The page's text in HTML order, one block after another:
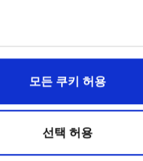
how your personal
이트를 정상적으로 이용
을 제공하여 사용자의
위해 사용됩니다. 예를 들
자와 소통할 경우, 사용
모든 쿠키 허용
선택 허용